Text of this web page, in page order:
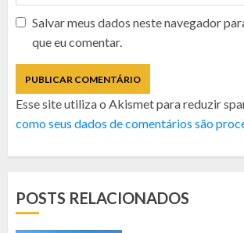
Salvar meus dados neste navegador
que eu comentar.
Esse site utiliza o Akismet para reduzir
como seus dados de comentários são
POSTS RELACIONADOS